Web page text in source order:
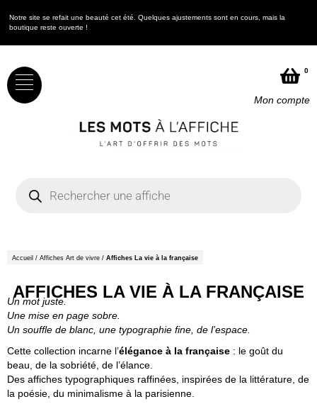
Notre site se refait une beauté cet été. Quelques ajustements sont en cours, mais la
boutique reste ouverte !
0
Mon compte
Accueil / Affiches Art de vivre / Affiches La vie à la française
AFFICHES LA VIE À LA FRANÇAISE
Un mot juste.
Une mise en page sobre.
Un souffle de blanc, une typographie fine, de l’espace.
Cette collection incarne l’élégance à la française : le goût du
beau, de la sobriété, de l’élance.
Des affiches typographiques raffinées, inspirées de la littérature, de
la poésie, du minimalisme à la parisienne.